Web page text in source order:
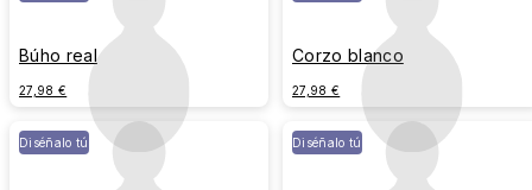
Búho real
27,98 €
Corzo blanco
27,98 €
Diséñalo tú Diséñalo tú